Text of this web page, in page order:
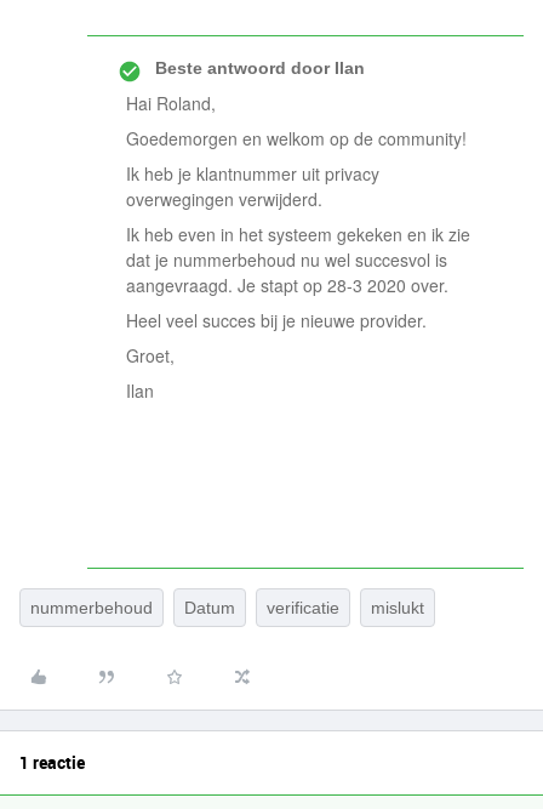
Beste antwoord doorIlan
Hai Roland,
Goedemorgen en welkom op de community!
Ik heb je klantnummer uit privacy
overwegingen verwijderd.
Ik heb even in het systeem gekeken en ik zie
dat je nummerbehoud nu wel succesvol is
aangevraagd. Je stapt op 28-3 2020 over.
Heel veel succes bij je nieuwe provider.
Groet,
Ilan
nummerbehoud Datum verificatie mislukt
1 reactie